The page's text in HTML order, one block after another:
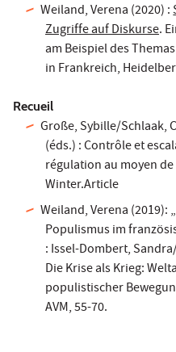
Weiland, Verena (2020) :
Zugriffe auf Diskurse.
am Beispiel des
in Frankreich,
Recueil
Große, Sybille/Schlaak,
(éds.) : Contrôle et
régulation au moyen
Winter.Article
Weiland, Verena (2019):
Populismus im
: Issel-Dombert,
Die Krise als Krieg:
populistischer
AVM, 55-70.